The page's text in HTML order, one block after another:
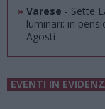
» Varese - Sette
luminari: in
Agosti
EVENTI IN